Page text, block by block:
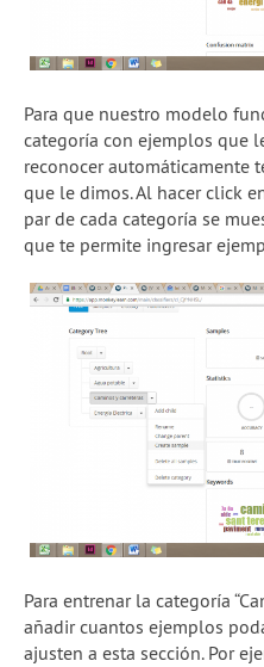
Para que nuestro modelo
categoría con ejemplos que
reconocer automáticamente
que le dimos. Al hacer click
par de cada categoría se
que te permite ingresar
Para entrenar la categoría
añadir cuantos ejemplos
ajusten a esta sección. Por